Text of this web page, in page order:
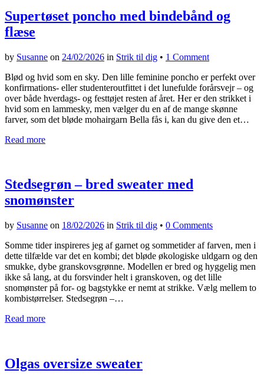
Supertøset poncho med bindebånd og
flæse
by Susanne on 24/02/2026 in Strik til dig • 1 Comment
Blød og hvid som en sky. Den lille feminine poncho er perfekt over
konfirmations- eller studenteroutfittet i det lunefulde forårsvejr – og
over både hverdags- og festtøjet resten af året. Her er den strikket i
hvid som en lammesky, men vælger du en af de mange skønne
farver, som det bløde mohairgarn Bella fås i, kan du give den et…
Read more
Stedsegrøn – bred sweater med
snomønster
by Susanne on 18/02/2026 in Strik til dig • 0 Comments
Somme tider inspireres jeg af garnet og sommetider af farven, men i
dette tilfælde var det en kombi; det bløde økologiske uldgarn og den
smukke, dybe granskovsgrønne. Modellen er bred og hyggelig men
ikke så lang, at du forsvinder helt i granskoven, og det lille
snomønster på for- og bagstykke er nemt at strikke. Vælg mellem to
kombistørrelser. Stedsegrøn –…
Read more
Olgas oversize sweater